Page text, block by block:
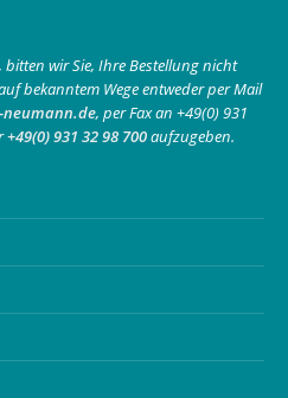
bitten wir Sie, Ihre Bestellung nicht
bekanntem Wege entweder per Mail
neumann.de, per Fax an +49(0) 931
+49(0) 931 32 98 700aufzugeben.